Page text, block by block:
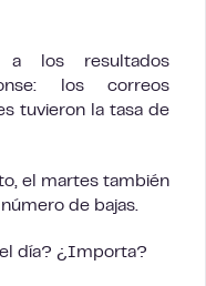
a los resultados
los correos
tuvieron la tasa de
el martes también
de bajas.
día? ¿Importa?